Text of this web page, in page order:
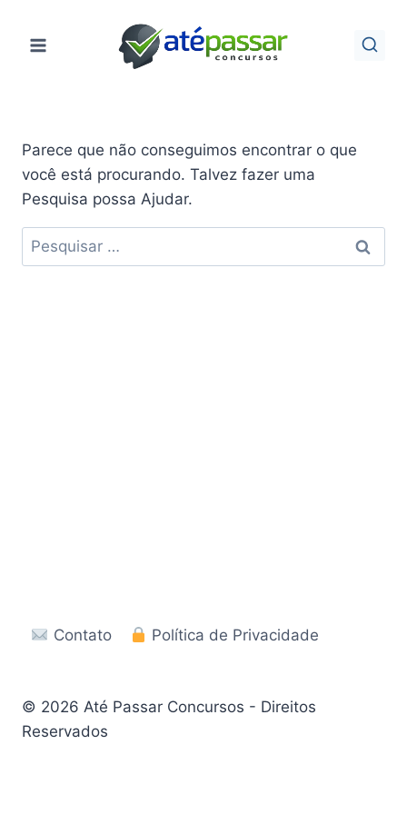
para
Parece que não conseguimos encontrar o que
você está procurando. Talvez fazer uma
Pesquisa possa Ajudar.
Pesquisar
por:
Contato Política de Privacidade
© 2026 Até Passar Concursos - Direitos
Reservados